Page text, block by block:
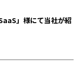
」様にて当社が紹